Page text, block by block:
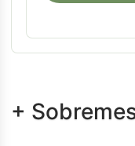
+